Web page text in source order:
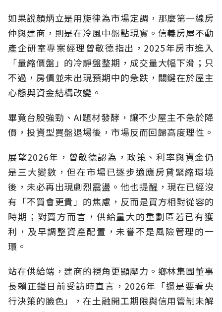
如果說顏炳立是用旋律為市場定調，那麼第一線房
仲與建商，則是在冷風中盤點現實。信義房屋不動
產企研室專案經理曾敬德指出，2025年房市進入
「量縮價盤」的冷靜盤整期，成交量大幅下滑；只
不過，房價並未出現預期中的急跌，關鍵在於屋主
心態與資金結構改變。
畢竟台股強勁、AI題材發酵，讓不少屋主不急於降
價，投資型買盤退場後，市場反而回歸高度理性。
展望2026年，曾敬德認為，政策、利率與資金仍
是三大變數，但在市場已逐步適應房貸緊縮環境
後，未必再出現劇烈震盪。他也提醒，現在已經沒
有「不買會更貴」的焦慮，反而是買方相對從容的
時期；對賣方而言，供給量大的重劃區若已有獲
利，及早調整資產配置，未嘗不是風險管理的一
環。
站在供給端，建商的視角更顯壓力。鄉林集團董事
長賴正鎰日前受訪時直言，2026年「還是要看央
行決策的臉色」，在土融開工期限與信用管制未解